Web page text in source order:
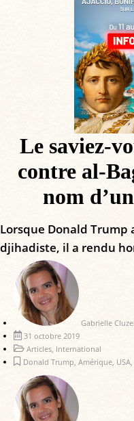
Le saviez-
contre al-
nom
Lorsque Donald Trump
djihadiste, il a rendu
Gabrielle Cluzel
31 octobre 2019
Articles, International
Donald Trump, Amérique, USA,